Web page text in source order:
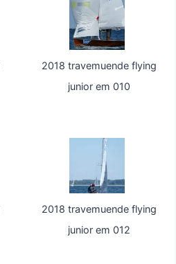
2018 travemuende flying
junior em 010
2018 travemuende flying
junior em 012